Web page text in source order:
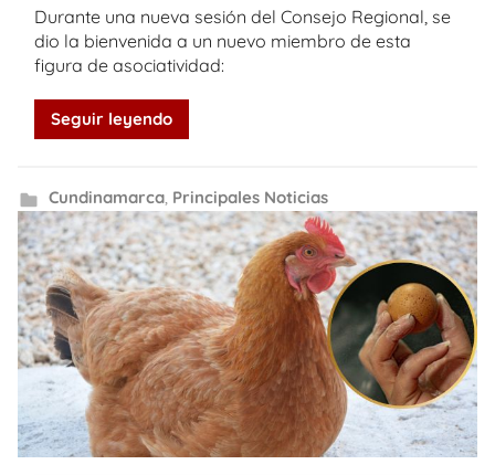
Durante una nueva sesión del Consejo Regional, se
dio la bienvenida a un nuevo miembro de esta
figura de asociatividad:
Seguir leyendo
Cundinamarca, Principales Noticias